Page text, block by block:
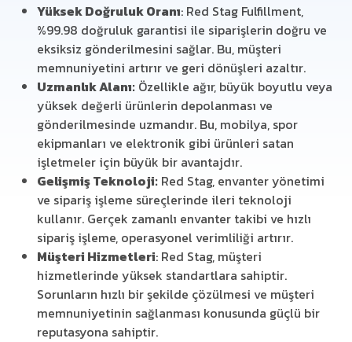
Yüksek Doğruluk Oranı: Red Stag Fulfillment,
%99.98 doğruluk garantisi ile siparişlerin doğru ve
eksiksiz gönderilmesini sağlar. Bu, müşteri
memnuniyetini artırır ve geri dönüşleri azaltır.
Uzmanlık Alanı: Özellikle ağır, büyük boyutlu veya
yüksek değerli ürünlerin depolanması ve
gönderilmesinde uzmandır. Bu, mobilya, spor
ekipmanları ve elektronik gibi ürünleri satan
işletmeler için büyük bir avantajdır.
Gelişmiş Teknoloji: Red Stag, envanter yönetimi
ve sipariş işleme süreçlerinde ileri teknoloji
kullanır. Gerçek zamanlı envanter takibi ve hızlı
sipariş işleme, operasyonel verimliliği artırır.
Müşteri Hizmetleri: Red Stag, müşteri
hizmetlerinde yüksek standartlara sahiptir.
Sorunların hızlı bir şekilde çözülmesi ve müşteri
memnuniyetinin sağlanması konusunda güçlü bir
reputasyona sahiptir.